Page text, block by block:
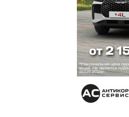
Галина, то что они не
омскими людьми — в
жить, детей не
Методично и
сферы себе под
лет уедут.
5 июня 2019 в
На мой взгляд
мало нареканий